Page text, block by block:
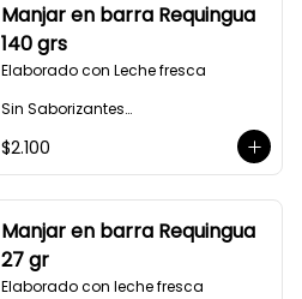
Manjar en barra Requingua
140 grs
Elaborado con Leche fresca
Sin Saborizantes
Bajo en Colesterol
$2.100
Manjar en barra Requingua
27 gr
Elaborado con leche fresca